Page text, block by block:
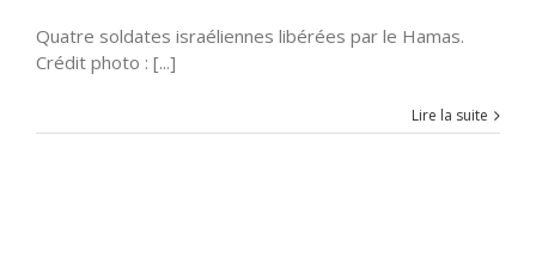
Quatre soldates israéliennes libérées par le Hamas.
Crédit photo : [...]
Lire la suite